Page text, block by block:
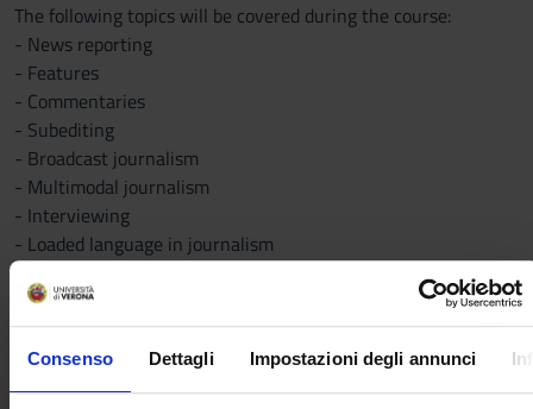
Consenso Dettagli Impostazioni degli annunci
The following topics will be covered during the course:
- News reporting
- Features
- Commentaries
- Subediting
- Broadcast journalism
- Multimodal journalism
- Interviewing
- Loaded language in journalism
- History of journalism: the basics
Since this course requires active participation by students, it
is NOT RECOMMENDED for non-attending students to choose
it.